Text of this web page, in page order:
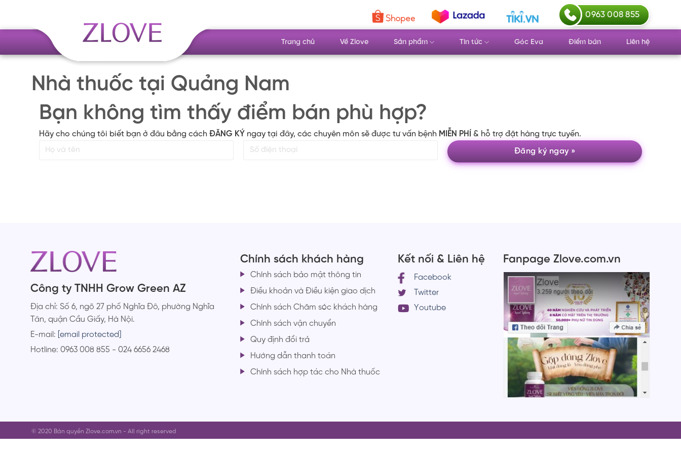
content
0963 008 855
Trang chủ Về Zlove Sản phẩm Tin tức Góc Eva Điểm bán Liên hệ
Nhà thuốc tại Quảng Nam
Bạn không tìm thấy điểm bán phù hợp?
Hãy cho chúng tôi biết bạn ở đâu bằng cách ĐĂNG KÝ ngay tại đây, các chuyên môn sẽ được tư vấn bệnh MIỄN PHÍ & hỗ trợ đặt hàng trực tuyến.
Công ty TNHH Grow Green AZ
Địa chỉ: Số 6, ngõ 27 phố Nghĩa Đô, phường Nghĩa
Tân, quận Cầu Giấy, Hà Nội.
E-mail: [email protected]
Hotline: 0963 008 855 - 024 6656 2468
Chính sách khách hàng
Chính sách bảo mật thông tin
Điều khoản và Điều kiện giao dịch
Chính sách Chăm sóc khách hàng
Chính sách vận chuyển
Quy định đổi trả
Hướng dẫn thanh toán
Chính sách hợp tác cho Nhà thuốc
Kết nối & Liên hệ
Facebook
Twitter
Youtube
Fanpage Zlove.com.vn
© 2020 Bản quyền Zlove.com.vn - All right reserved